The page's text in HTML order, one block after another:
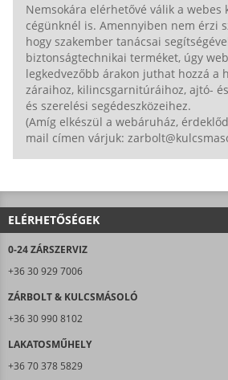
Nemsokára elérhetővé válik a webes
cégünknél is. Amennyiben nem érzi
hogy szakember tanácsai
biztonságtechnikai terméket, úgy
legkedvezőbb árakon juthat hozzá a
záraihoz, kilincsgarnitúráihoz, ajtó-
és szerelési segédeszközeihez.
(Amíg elkészül a webáruház,
mail címen várjuk:
ELÉRHETŐSÉGEK
0-24 ZÁRSZERVIZ
+36 30 929 7006
ZÁRBOLT & KULCSMÁSOLÓ
+36 30 990 8102
LAKATOSMŰHELY
+36 70 378 5829